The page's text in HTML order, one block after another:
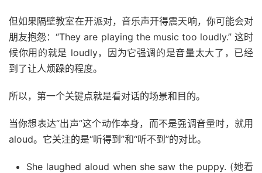
但如果隔壁教室在开派对，音乐声开得震天响，你可能会对
朋友抱怨：“They are playing the music too loudly.” 这时
候你用的就是 loudly，因为它强调的是音量太大了，已经
到了让人烦躁的程度。
所以，第一个关键点就是看对话的场景和目的。
当你想表达“出声”这个动作本身，而不是强调音量时，就用
aloud。它关注的是“听得到”和“听不到”的对比。
She laughed aloud when she saw the puppy. (她看